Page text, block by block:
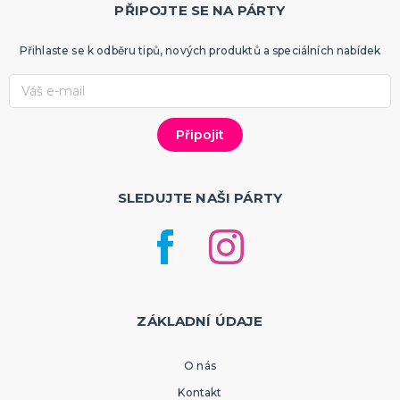
PŘIPOJTE SE NA PÁRTY
Přihlaste se k odběru tipů, nových produktů a speciálních nabídek
SLEDUJTE NAŠI PÁRTY
ZÁKLADNÍ ÚDAJE
O nás
Kontakt